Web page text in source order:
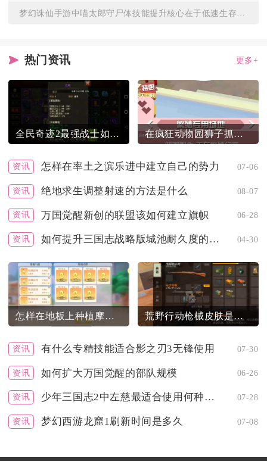
热门资讯 更多+
全民奇迹2最强战士如何正确加点 在疯狂动物园狮子抓捕需注意什么
资讯 怎样在率土之滨乐进中建立自己的势力 07-06
资讯 绝地求生调整射速的方法是什么 08-07
资讯 万国觉醒新创的联盟该如何建立旗帜 06-28
资讯 如何提升三国志战略版城池耐久度的稳定性 04-30
怎样在地板上种植摩尔庄园的花 荒野行动枪械皮肤是否对游戏进程有影响
资讯 有什么专精技能适合影之刃3无锋使用 07-30
资讯 如何扩大万国觉醒的部队规模 06-26
资讯 少年三国志2中左慈最适合使用何种神兵 07-28
资讯 梦幻西游龙窟1刷新时间是多久 07-08